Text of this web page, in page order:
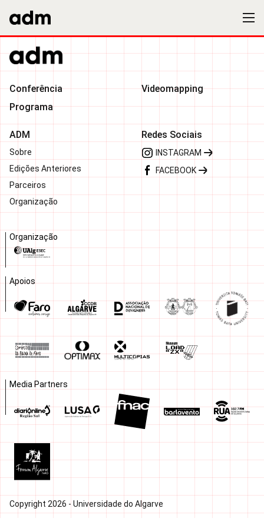
Conferência
Programa
Videomapping
ADM
Sobre
Edições Anteriores
Parceiros
Organização
Redes Sociais
INSTAGRAM
FACEBOOK
Organização
Apoios
Media Partners
Copyright 2026 - Universidade do Algarve